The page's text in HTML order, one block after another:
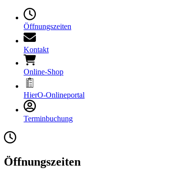
Öffnungszeiten
Kontakt
Online-Shop
HierO-Onlineportal
Terminbuchung
Öffnungszeiten